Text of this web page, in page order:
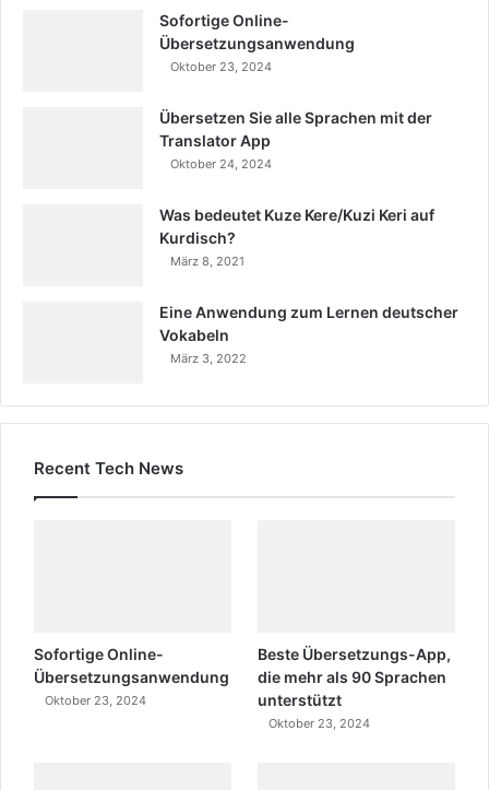
Sofortige Online-
Übersetzungsanwendung
Oktober 23, 2024
Übersetzen Sie alle Sprachen mit der
Translator App
Oktober 24, 2024
Was bedeutet Kuze Kere/Kuzi Keri auf
Kurdisch?
März 8, 2021
Eine Anwendung zum Lernen deutscher
Vokabeln
März 3, 2022
Recent Tech News
Sofortige Online-
Übersetzungsanwendung
Oktober 23, 2024
Beste Übersetzungs-App,
die mehr als 90 Sprachen
unterstützt
Oktober 23, 2024